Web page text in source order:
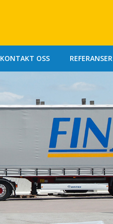
KONTAKT OSS REFERANSER